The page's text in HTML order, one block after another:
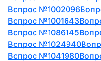
Вопрос №1002096
Вопрос №1001643
Вопрос №1086145
Вопрос №1024940
Вопрос №1041980